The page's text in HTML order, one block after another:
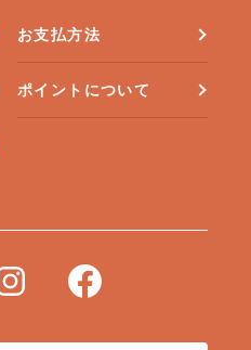
お支払方法
ポイントについて